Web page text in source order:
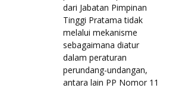
dari Jabatan Pimpinan
Tinggi Pratama tidak
melalui mekanisme
sebagaimana diatur
dalam peraturan
perundang-undangan,
antara lain PP Nomor 11